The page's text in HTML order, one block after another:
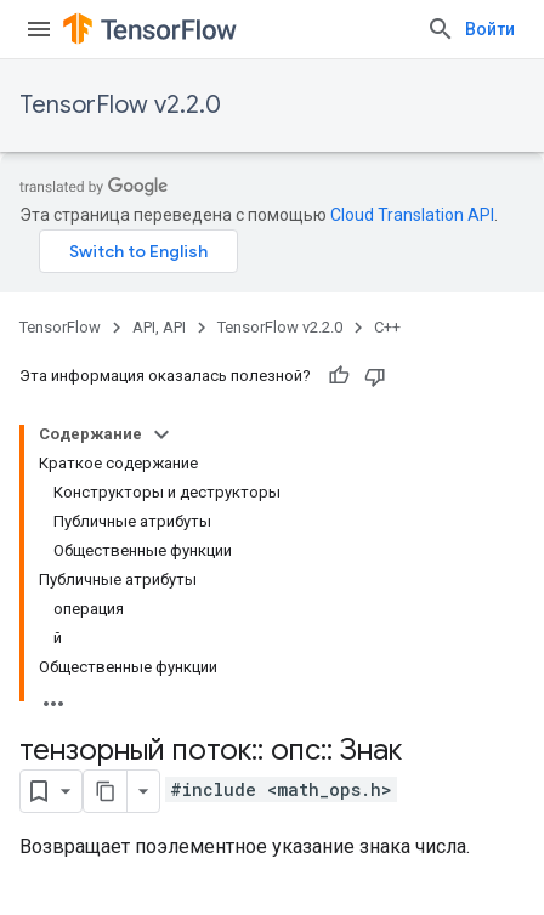
Войти
TensorFlow v2.2.0
Эта страница переведена с помощью Cloud Translation API
TensorFlow API, API TensorFlow v2.2.0 C++
Эта информация оказалась полезной?
Содержание
Краткое содержание
Конструкторы и деструкторы
Публичные атрибуты
Общественные функции
Публичные атрибуты
операция
й
Общественные функции
тензорный поток:: опс:: Знак
#include <math_ops.h>
Возвращает поэлементное указание знака числа.